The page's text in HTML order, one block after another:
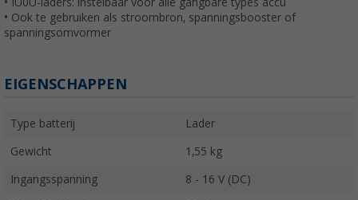
• IU0U-laders: instelbaar voor alle gangbare types accu
• Ook te gebruiken als stroombron, spanningsbooster of
spanningsomvormer
EIGENSCHAPPEN
Type batterij Lader
Gewicht 1,55 kg
Ingangsspanning 8 - 16 V (DC)